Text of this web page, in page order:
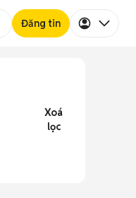
Đăng tin
Xoá
lọc